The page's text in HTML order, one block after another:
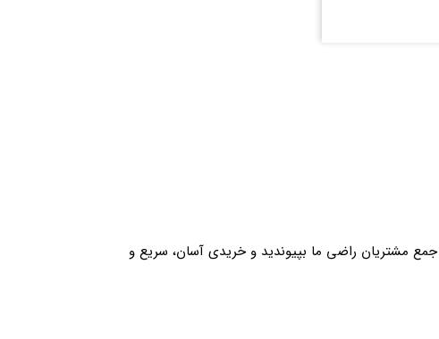
جمع مشتریان راضی ما بپیوندید و خریدی آسان، سریع و